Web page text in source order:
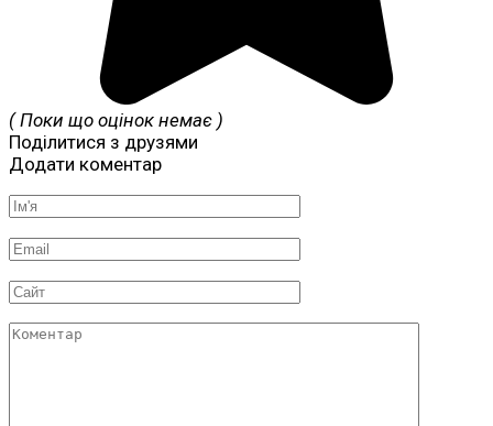
( Поки що оцінок немає )
Поділитися з друзями
Додати коментар
Ім'я
*
Email
*
Сайт
Коментар